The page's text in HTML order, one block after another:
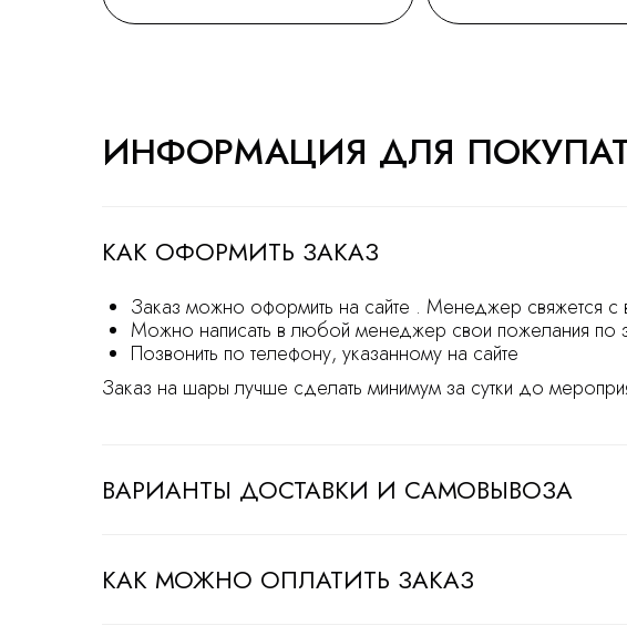
ИНФОРМАЦИЯ ДЛЯ
КАК ОФОРМИТЬ ЗАКАЗ
Заказ можно оформить на сайте . Менеджер свяжется с
Можно написать в любой менеджер свои пожелания по
Позвонить по телефону, указанному на сайте
Заказ на шары лучше сделать минимум за сутки до
ВАРИАНТЫ ДОСТАВКИ И САМОВЫВОЗА
КАК МОЖНО ОПЛАТИТЬ ЗАКАЗ